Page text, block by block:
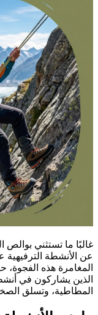
غالبًا ما تستثني بوالص
عن الأنشطة الترفيهية
المغامرة هذه
الذين يشاركون في
المطاطية، وتسلق